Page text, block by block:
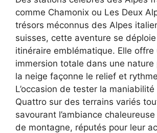
comme Chamonix ou Les Deux
trésors méconnus des Alpes
suisses, cette aventure se
itinéraire emblématique. Elle offre
immersion totale dans une nature
la neige façonne le relief et
L’occasion de tester la maniabilité
Quattro sur des terrains variés
savourant l’ambiance
de montagne, réputés pour leur